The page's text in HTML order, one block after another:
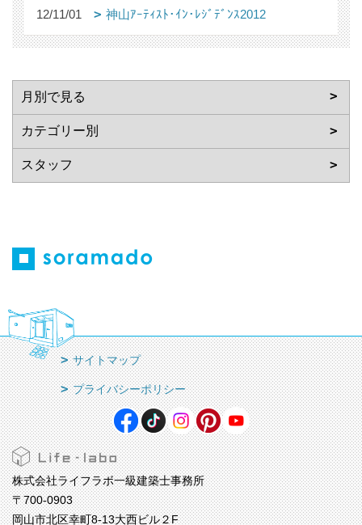
12/11/01 神山ｱｰﾃｨｽﾄ･ｲﾝ･ﾚｼﾞﾃﾞﾝｽ2012
サイトマップ
プライバシーポリシー
株式会社ライフラボ一級建築士事務所
〒700-0903
岡山市北区幸町8-13大西ビル２F